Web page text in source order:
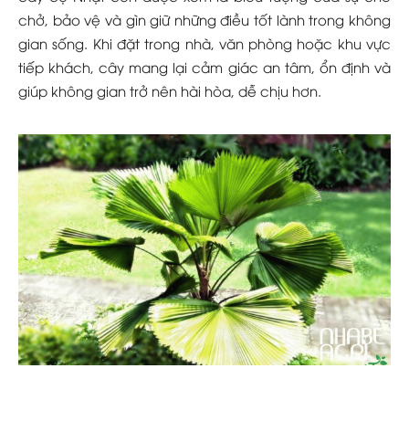
chở, bảo vệ và gìn giữ những điều tốt lành trong không
gian sống. Khi đặt trong nhà, văn phòng hoặc khu vực
tiếp khách, cây mang lại cảm giác an tâm, ổn định và
giúp không gian trở nên hài hòa, dễ chịu hơn.